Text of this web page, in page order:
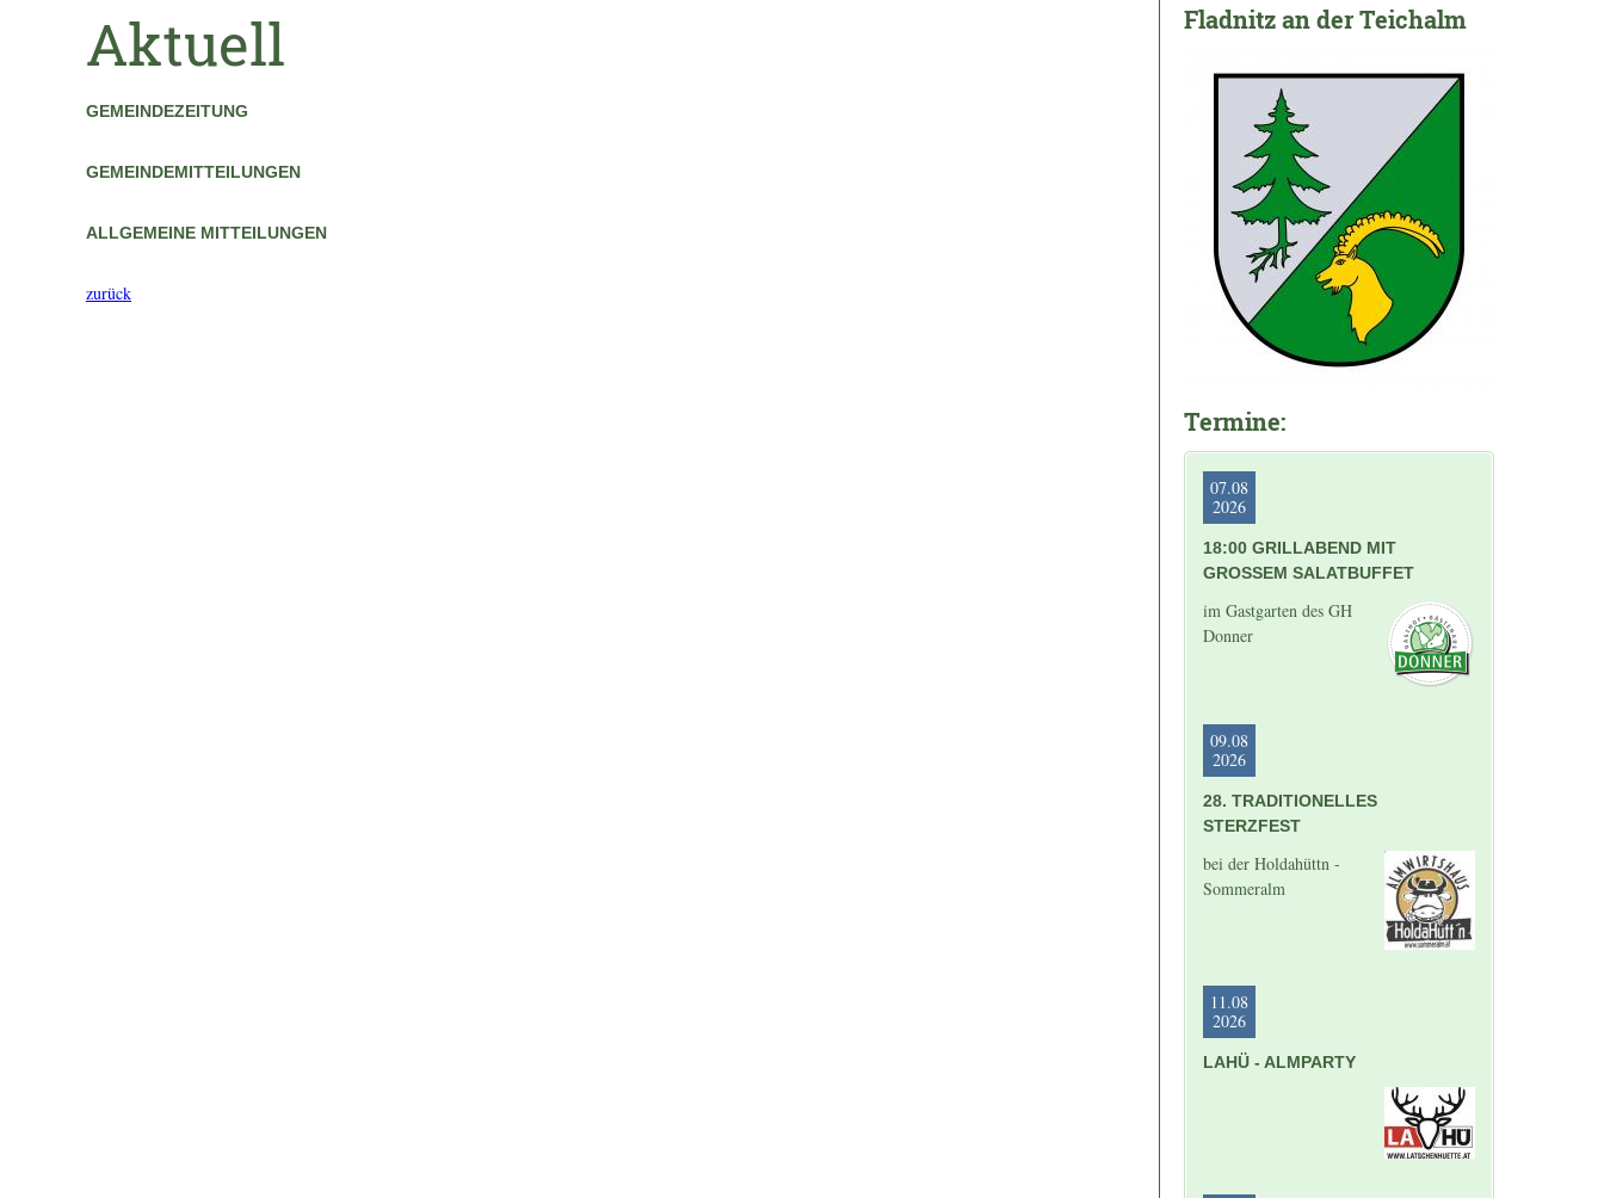
Aktuell
GEMEINDEZEITUNG
GEMEINDEMITTEILUNGEN
ALLGEMEINE MITTEILUNGEN
zurück
Fladnitz an der Teichalm
Termine:
07.08
2026
18:00 GRILLABEND MIT
GROSSEM SALATBUFFET
im Gastgarten des GH
Donner
09.08
2026
28. TRADITIONELLES
STERZFEST
bei der Holdahüttn -
Sommeralm
11.08
2026
LAHÜ - ALMPARTY